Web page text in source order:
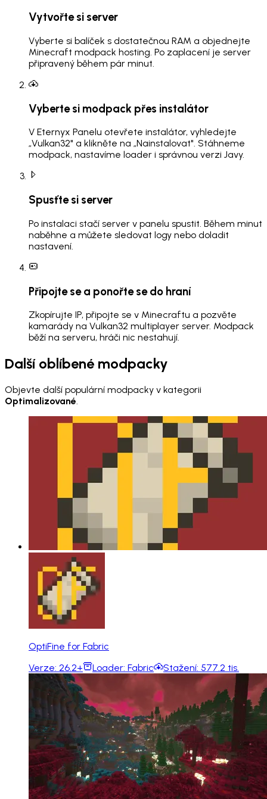
Vytvořte si server
Vyberte si balíček s dostatečnou RAM a objednejte
Minecraft modpack hosting. Po zaplacení je server
připravený během pár minut.
Vyberte si modpack přes instalátor
V Eternyx Panelu otevřete instalátor, vyhledejte
„Vulkan32" a klikněte na „Nainstalovat". Stáhneme
modpack, nastavíme loader i správnou verzi Javy.
Spusťte si server
Po instalaci stačí server v panelu spustit. Během minut
naběhne a můžete sledovat logy nebo doladit
nastavení.
Připojte se a ponořte se do hraní
Zkopírujte IP, připojte se v Minecraftu a pozvěte
kamarády na Vulkan32 multiplayer server. Modpack
běží na serveru, hráči nic nestahují.
Další oblíbené modpacky
Objevte další populární modpacky v kategorii
Optimalizované.
OptiFine for Fabric
Verze: 26.2+ Loader: Fabric Stažení: 577.2 tis.